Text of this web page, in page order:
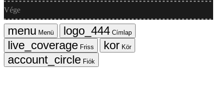
Vége
Menü
Címlap
Friss
Kör
Fiók